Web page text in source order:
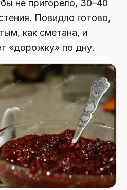
не пригорело, 30–40
Повидло готово,
как сметана, и
«дорожку» по дну.